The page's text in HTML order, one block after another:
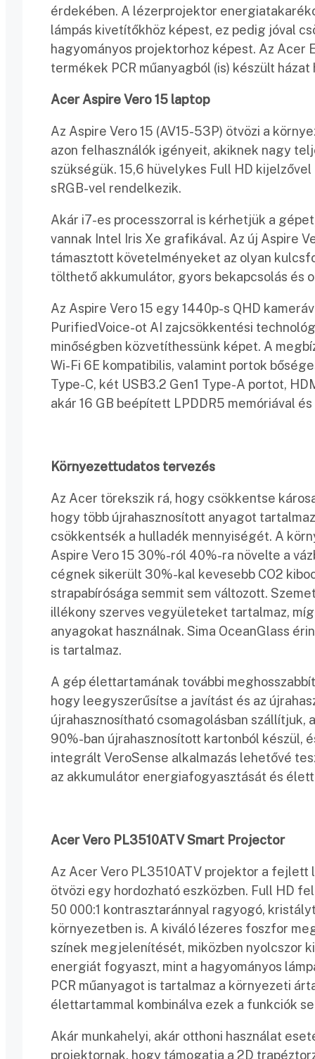
érdekében. A lézerprojektor
lámpás kivetítőkhöz képest, ez pedig jóval
hagyományos projektorhoz képest. Az Acer
termékek PCR műanyagból (is) készült házat
Acer Aspire Vero 15 laptop
Az Aspire Vero 15 (AV15-53P) ötvözi a
azon felhasználók igényeit, akiknek nagy
szükségük. 15,6 hüvelykes Full HD
sRGB-vel rendelkezik.
Akár i7-es processzorral is kérhetjük a
vannak Intel Iris Xe grafikával. Az új Aspire
támasztott követelményeket az olyan
tölthető akkumulátor, gyors bekapcsolás és
Az Aspire Vero 15 egy 1440p-s QHD
PurifiedVoice-ot AI zajcsökkentési
minőségben közvetíthessünk képet. A
Wi-Fi 6E kompatibilis, valamint portok
Type-C, két USB3.2 Gen1 Type-A portot,
akár 16 GB beépített LPDDR5 memóriával
Környezettudatos tervezés
Az Acer törekszik rá, hogy csökkentse
hogy több újrahasznosított anyagot
csökkentsék a hulladék mennyiségét. A
Aspire Vero 15 30%-ról 40%-ra növelte a
cégnek sikerült 30%-kal kevesebb CO2
strapabírósága semmit sem változott.
illékony szerves vegyületeket tartalmaz,
anyagokat használnak. Sima OceanGlass
is tartalmaz.
A gép élettartamának további
hogy leegyszerűsítse a javítást és az
újrahasznosítható csomagolásban
90%-ban újrahasznosított kartonból készül,
integrált VeroSense alkalmazás lehetővé
az akkumulátor energiafogyasztását és
Acer Vero PL3510ATV Smart Projector
Az Acer Vero PL3510ATV projektor a
ötvözi egy hordozható eszközben. Full HD
50 000:1 kontrasztaránnyal ragyogó,
környezetben is. A kiváló lézeres foszfor
színek megjelenítését, miközben nyolcszor
energiát fogyaszt, mint a hagyományos
PCR műanyagot is tartalmaz a környezeti
élettartammal kombinálva ezek a funkciók
Akár munkahelyi, akár otthoni használat
projektornak, hogy támogatja a 2D